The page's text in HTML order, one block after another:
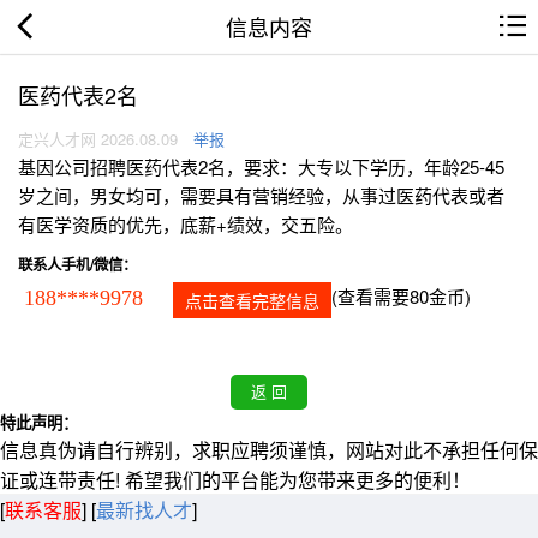
信息内容
医药代表2名
定兴人才网 2026.08.09 举报
基因公司招聘医药代表2名，要求：大专以下学历，年龄25-45
岁之间，男女均可，需要具有营销经验，从事过医药代表或者
有医学资质的优先，底薪+绩效，交五险。
联系人手机/微信：
188****9978 点击查看完整信息 (查看需要80金币)
特此声明：
信息真伪请自行辨别，求职应聘须谨慎，网站对此不承担任何保
证或连带责任! 希望我们的平台能为您带来更多的便利！
[联系客服] [最新找人才]